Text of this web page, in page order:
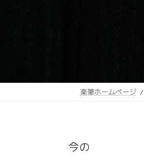
楽筆ホームページ
今の